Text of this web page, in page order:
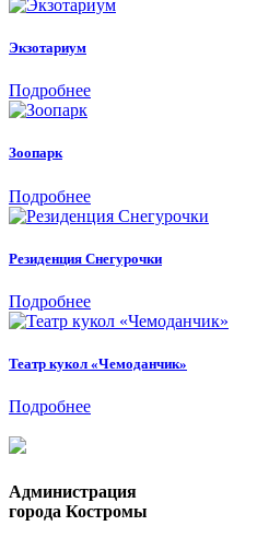
Экзотариум
Подробнее
Зоопарк
Подробнее
Резиденция Снегурочки
Подробнее
Театр кукол «Чемоданчик»
Подробнее
Администрация
города Костромы